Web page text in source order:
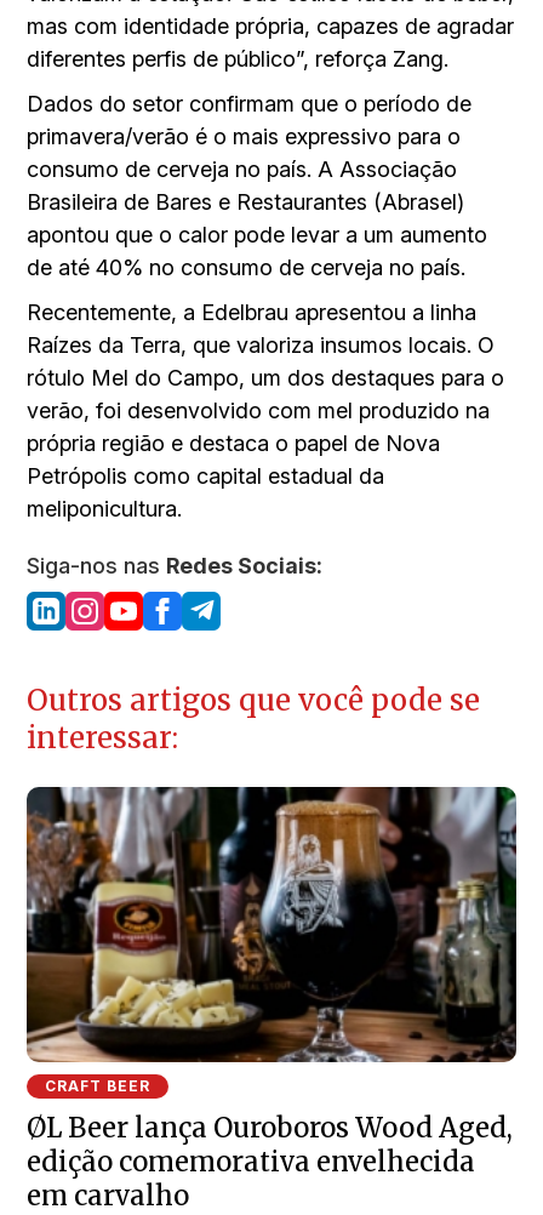
mas com identidade própria, capazes de agradar
diferentes perfis de público”, reforça Zang.
Dados do setor confirmam que o período de
primavera/verão é o mais expressivo para o
consumo de cerveja no país. A Associação
Brasileira de Bares e Restaurantes (Abrasel)
apontou que o calor pode levar a um aumento
de até 40% no consumo de cerveja no país.
Recentemente, a Edelbrau apresentou a linha
Raízes da Terra, que valoriza insumos locais. O
rótulo Mel do Campo, um dos destaques para o
verão, foi desenvolvido com mel produzido na
própria região e destaca o papel de Nova
Petrópolis como capital estadual da
meliponicultura.
Siga-nos nas Redes Sociais:
Outros artigos que você pode se
interessar:
CRAFT BEER
ØL Beer lança Ouroboros Wood Aged,
edição comemorativa envelhecida
em carvalho